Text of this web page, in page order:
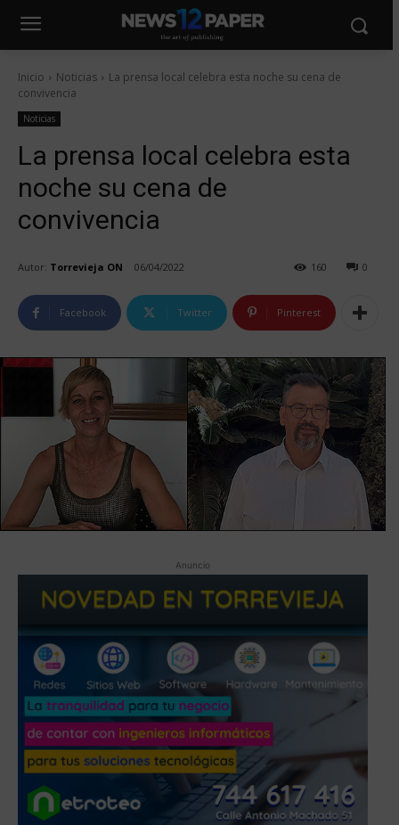
Inicio Noticias
La prensa local celebra esta noche su cena de
convivencia
Noticias
La prensa local celebra esta
noche su cena de
convivencia
Autor: Torrevieja ON 06/04/2022 0
160
Facebook Twitter Pinterest
Anuncio